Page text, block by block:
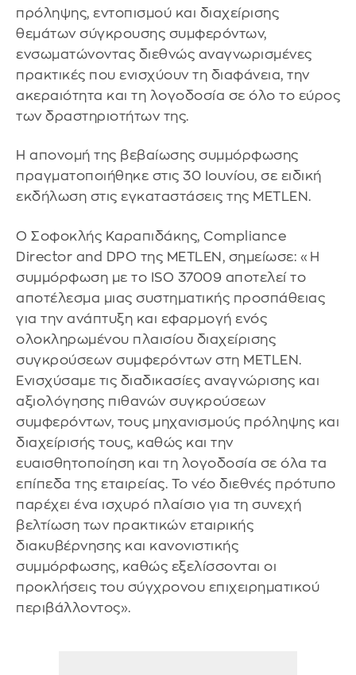
πρόληψης, εντοπισμού και διαχείρισης
θεμάτων σύγκρουσης συμφερόντων,
ενσωματώνοντας διεθνώς αναγνωρισμένες
πρακτικές που ενισχύουν τη διαφάνεια, την
ακεραιότητα και τη λογοδοσία σε όλο το εύρος
των δραστηριοτήτων της.
Η απονομή της βεβαίωσης συμμόρφωσης
πραγματοποιήθηκε στις 30 Ιουνίου, σε ειδική
εκδήλωση στις εγκαταστάσεις της METLEN.
Ο Σοφοκλής Καραπιδάκης, Compliance
Director and DPO της METLEN, σημείωσε: «Η
συμμόρφωση με το ISO 37009 αποτελεί το
αποτέλεσμα μιας συστηματικής προσπάθειας
για την ανάπτυξη και εφαρμογή ενός
ολοκληρωμένου πλαισίου διαχείρισης
συγκρούσεων συμφερόντων στη METLEN.
Ενισχύσαμε τις διαδικασίες αναγνώρισης και
αξιολόγησης πιθανών συγκρούσεων
συμφερόντων, τους μηχανισμούς πρόληψης και
διαχείρισής τους, καθώς και την
ευαισθητοποίηση και τη λογοδοσία σε όλα τα
επίπεδα της εταιρείας. Το νέο διεθνές πρότυπο
παρέχει ένα ισχυρό πλαίσιο για τη συνεχή
βελτίωση των πρακτικών εταιρικής
διακυβέρνησης και κανονιστικής
συμμόρφωσης, καθώς εξελίσσονται οι
προκλήσεις του σύγχρονου επιχειρηματικού
περιβάλλοντος».